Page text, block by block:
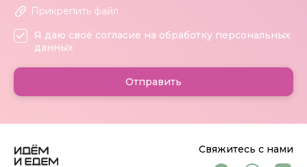
Свяжитесь с нами
Прикрепить файл
Я даю своё согласие на обработку персональных
данных
Отправить